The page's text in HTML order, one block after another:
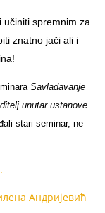
učiniti spremnim za
znatno jači ali i
Savladavanje
unutar ustanove
stari seminar, ne
Андријевић